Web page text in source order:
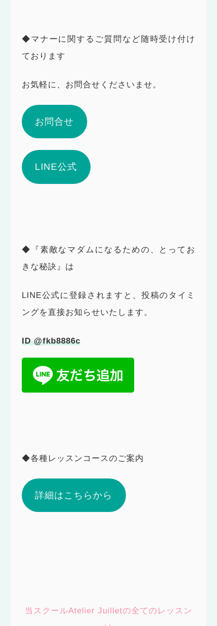
◆マナーに関するご質問など随時受け付け
ております
お気軽に、お問合せくださいませ。
お問合せ
LINE公式
◆『素敵なマダムになるための、とってお
きな秘訣』は
LINE公式に登録されますと、投稿のタイミ
ングを直接お知らせいたします。
ID @fkb8886c
◆各種レッスンコースのご案内
詳細はこちらから
当スクールAtelier Juilletの全てのレッスン